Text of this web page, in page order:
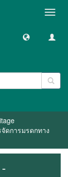
ดการมรดกทาง